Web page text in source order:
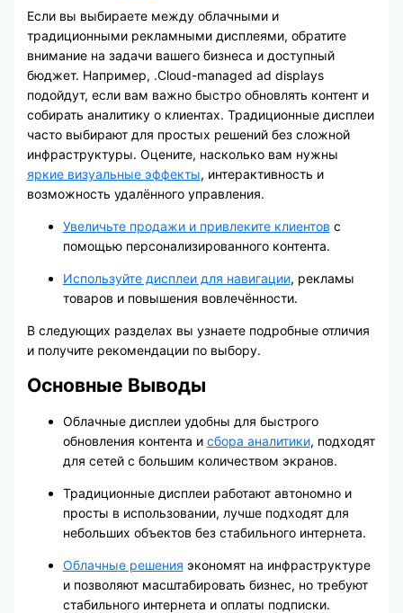
Если вы выбираете между облачными и
традиционными рекламными дисплеями, обратите
внимание на задачи вашего бизнеса и доступный
бюджет. Например, .Cloud-managed ad displays
подойдут, если вам важно быстро обновлять контент и
собирать аналитику о клиентах. Традиционные дисплеи
часто выбирают для простых решений без сложной
инфраструктуры. Оцените, насколько вам нужны
яркие визуальные эффекты, интерактивность и
возможность удалённого управления.
Увеличьте продажи и привлеките клиентов с
помощью персонализированного контента.
Используйте дисплеи для навигации, рекламы
товаров и повышения вовлечённости.
В следующих разделах вы узнаете подробные отличия
и получите рекомендации по выбору.
Основные Выводы
Облачные дисплеи удобны для быстрого
обновления контента и сбора аналитики, подходят
для сетей с большим количеством экранов.
Традиционные дисплеи работают автономно и
просты в использовании, лучше подходят для
небольших объектов без стабильного интернета.
Облачные решения экономят на инфраструктуре
и позволяют масштабировать бизнес, но требуют
стабильного интернета и оплаты подписки.